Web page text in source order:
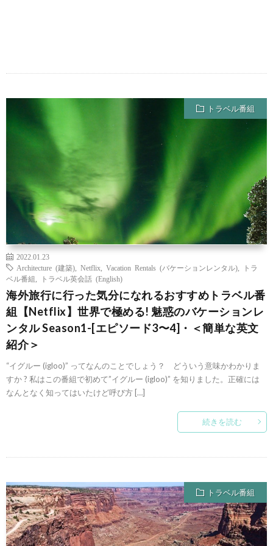
トラベル番組
2022.01.23
Architecture (建築)
Netflix Vacation Rentals (バケーションレンタル)
トラ
ベル番組
トラベル英会話 (English)
海外旅行に行った気分になれるおすすめトラベル番
組【Netflix】世界で極める! 魅惑のバケーションレ
ンタル Season1-[エピソード3〜4]・＜簡単な英文
紹介＞
“イグルー (igloo)” ってなんのことでしょう？ どういう意味かわかりま
すか ? 私はこの番組で初めて”イグルー (igloo)” を知りました。正確には
なんとなく知ってはいたけど呼び方 […]
続きを読む
トラベル番組